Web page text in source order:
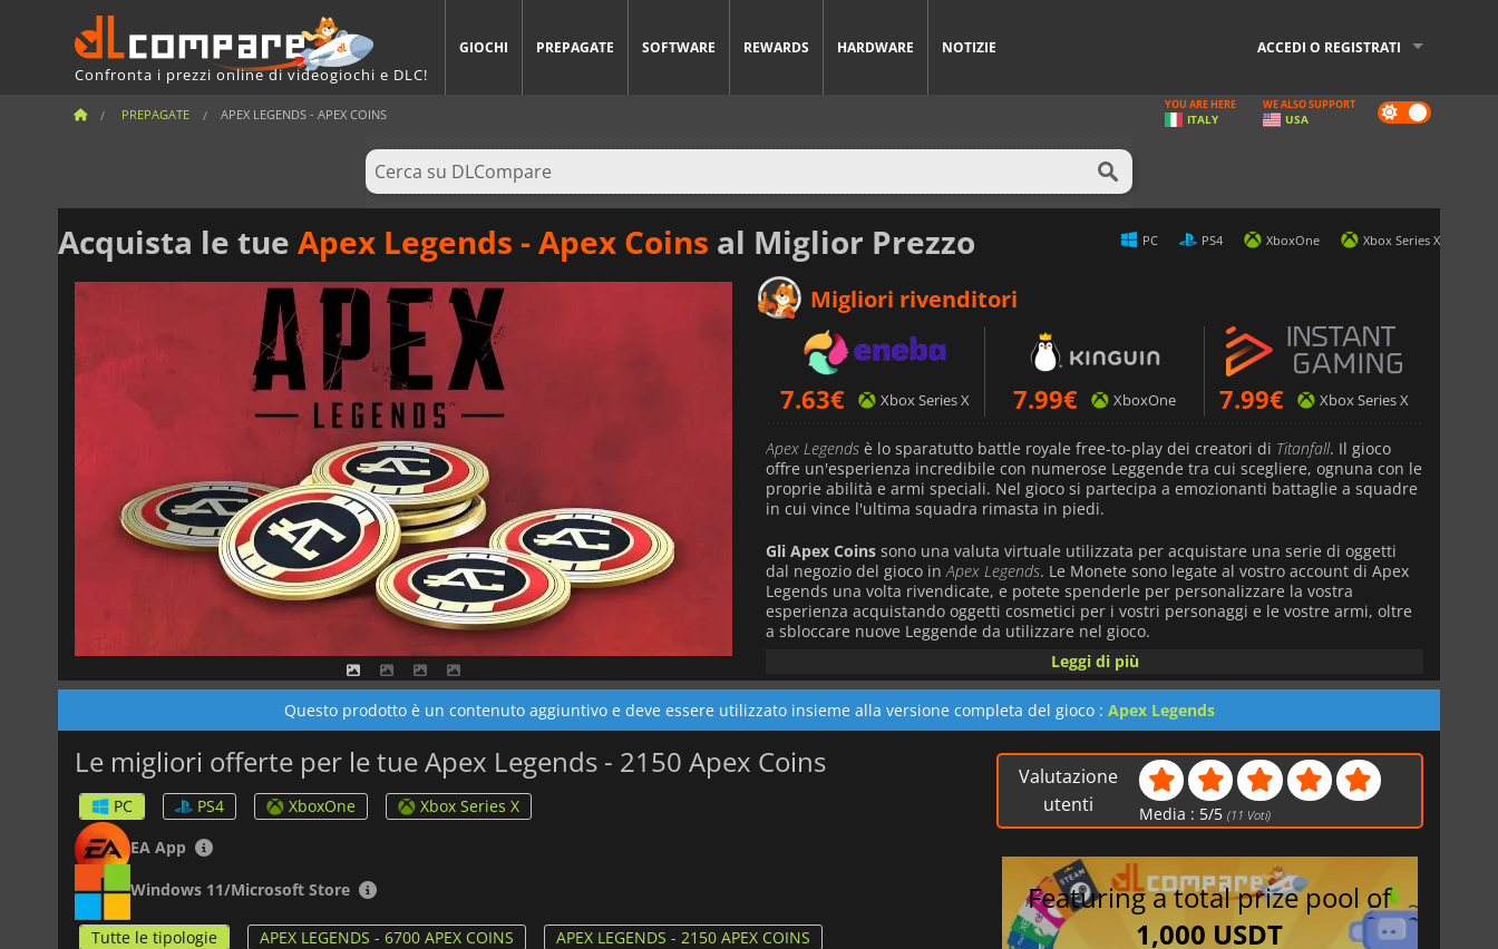
Confronta i prezzi online di videogiochi e DLC!
GIOCHI PREPAGATE SOFTWARE REWARDS HARDWARE NOTIZIE ACCEDI O REGISTRATI
PREPAGATE APEX LEGENDS - APEX COINS Dark
mode
YOU ARE HERE
ITALY
WE ALSO SUPPORT
USA
Acquista le tue Apex Legends - Apex Coins al Miglior Prezzo PC PS4 XboxOne Xbox Series X
Migliori rivenditori
7.63€ Xbox Series X 7.99€ XboxOne 7.99€ Xbox Series X
Apex Legends è lo sparatutto battle royale free-to-play dei creatori di Titanfall. Il gioco
offre un'esperienza incredibile con numerose Leggende tra cui scegliere, ognuna con le
proprie abilità e armi speciali. Nel gioco si partecipa a emozionanti battaglie a squadre
in cui vince l'ultima squadra rimasta in piedi.
Gli Apex Coins sono una valuta virtuale utilizzata per acquistare una serie di oggetti
dal negozio del gioco in Apex Legends. Le Monete sono legate al vostro account di Apex
Legends una volta rivendicate, e potete spenderle per personalizzare la vostra
esperienza acquistando oggetti cosmetici per i vostri personaggi e le vostre armi, oltre
a sbloccare nuove Leggende da utilizzare nel gioco.
Leggi di più
Questo prodotto è un contenuto aggiuntivo e deve essere utilizzato insieme alla versione completa del gioco : Apex Legends
Le migliori offerte per le tue Apex Legends - 2150 Apex Coins
PC PS4 XboxOne
Xbox Series X
EA App
Windows 11/Microsoft Store
Tutte le tipologie APEX LEGENDS - 6700 APEX COINS
APEX LEGENDS - 2150 APEX COINS
Valutazione
utenti
Media : 5/5 (11 Voti)
Featuring a total prize pool of
1,000 USDT